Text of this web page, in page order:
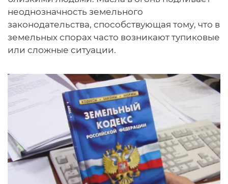
неоднозначность земельного
законодательства, способствующая тому, что в
земельных спорах часто возникают тупиковые
или сложные ситуации.